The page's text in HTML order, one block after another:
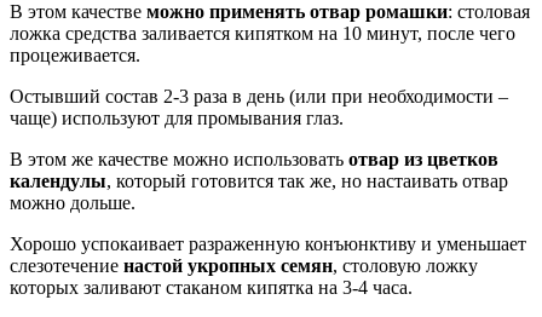
В этом качестве можно применять отвар ромашки: столовая
ложка средства заливается кипятком на 10 минут, после чего
процеживается.
Остывший состав 2-3 раза в день (или при необходимости –
чаще) используют для промывания глаз.
В этом же качестве можно использовать отвар из цветков
календулы, который готовится так же, но настаивать отвар
можно дольше.
Хорошо успокаивает разраженную конъюнктиву и уменьшает
слезотечение настой укропных семян, столовую ложку
которых заливают стаканом кипятка на 3-4 часа.